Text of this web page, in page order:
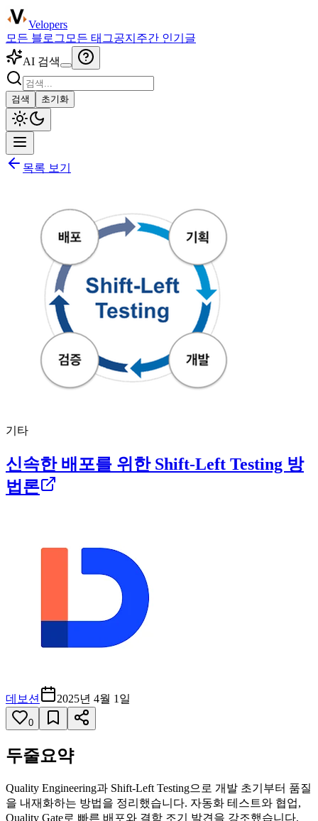
Velopers
모든 블로그 모든 태그공지 주간 인기글
AI 검색
검색 초기화
목록 보기
기타
신속한 배포를 위한 Shift-Left Testing 방
법론
데보션 2025년 4월 1일
0
두줄요약
Quality Engineering과 Shift-Left Testing으로 개발 초기부터 품질
을 내재화하는 방법을 정리했습니다. 자동화 테스트와 협업,
Quality Gate로 빠른 배포와 결함 조기 발견을 강조했습니다.